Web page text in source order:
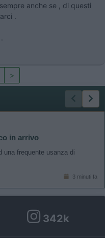
anche se , di questi
.
>
in arrivo
una frequente usanza di
3 minuti fa
342k